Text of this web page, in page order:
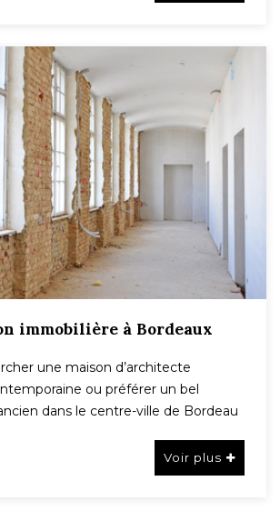
immobilière à Bordeaux
une maison d’architecte
ou préférer un bel
dans le centre-ville de Bordeau
Voir plus